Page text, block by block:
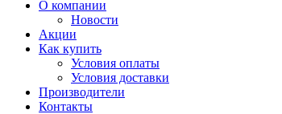
О компании
Новости
Акции
Как купить
Условия оплаты
Условия доставки
Производители
Контакты